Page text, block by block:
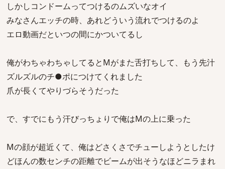
しかしコンドームってつけるのムズいなオイ
みなさんエッチの時、あれどういう流れでつけるのよ
エロ動画だといつの間にかついてるし
俺がわちゃわちゃしてるとMがまた舌打ちして、もう先汁
ズルズルのチ●ポにつけてくれました
爪が長くてやりづらそうだった
で、すでにもう汗びっちょりで俺はMの上に乗った
Mの顔が超近くて、俺はどさくさでチューしようとしたけ
どほんの数センチの距離でビームが出そうなほどニラまれ